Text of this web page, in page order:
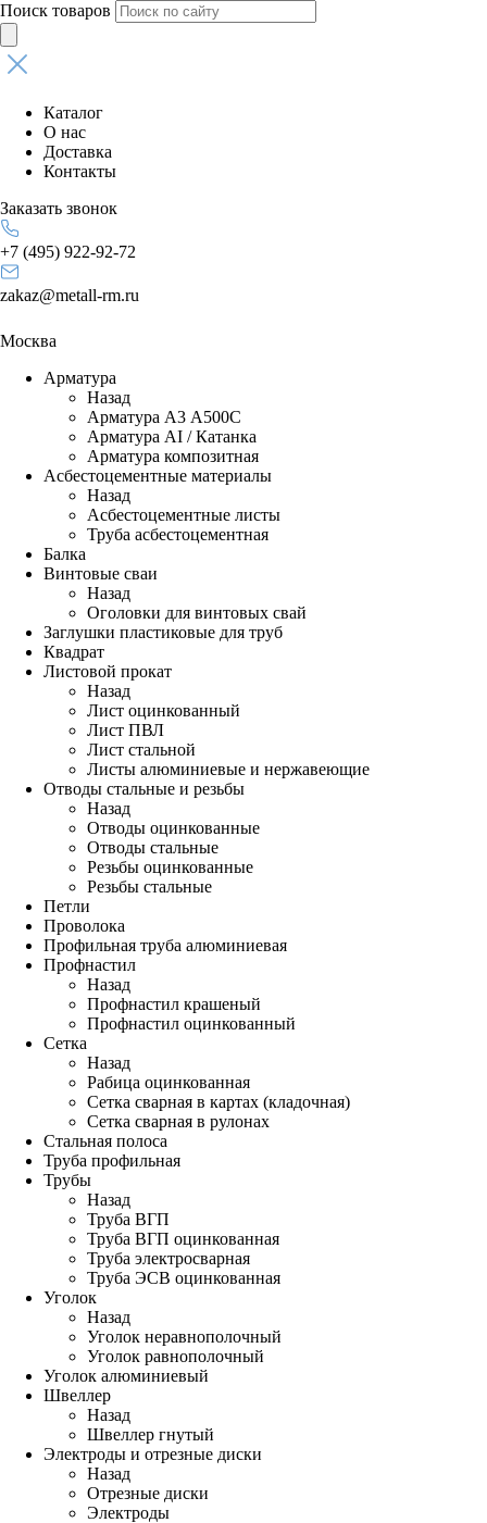
Поиск товаров
Каталог
О нас
Доставка
Контакты
Заказать звонок
+7 (495) 922-92-72
zakaz@metall-rm.ru
Москва
Арматура
Назад
Арматура А3 А500С
Арматура АI / Катанка
Арматура композитная
Асбестоцементные материалы
Назад
Асбестоцементные листы
Труба асбестоцементная
Балка
Винтовые сваи
Назад
Оголовки для винтовых свай
Заглушки пластиковые для труб
Квадрат
Листовой прокат
Назад
Лист оцинкованный
Лист ПВЛ
Лист стальной
Листы алюминиевые и нержавеющие
Отводы стальные и резьбы
Назад
Отводы оцинкованные
Отводы стальные
Резьбы оцинкованные
Резьбы стальные
Петли
Проволока
Профильная труба алюминиевая
Профнастил
Назад
Профнастил крашеный
Профнастил оцинкованный
Сетка
Назад
Рабица оцинкованная
Сетка сварная в картах (кладочная)
Сетка сварная в рулонах
Стальная полоса
Труба профильная
Трубы
Назад
Труба ВГП
Труба ВГП оцинкованная
Труба электросварная
Труба ЭСВ оцинкованная
Уголок
Назад
Уголок неравнополочный
Уголок равнополочный
Уголок алюминиевый
Швеллер
Назад
Швеллер гнутый
Электроды и отрезные диски
Назад
Отрезные диски
Электроды